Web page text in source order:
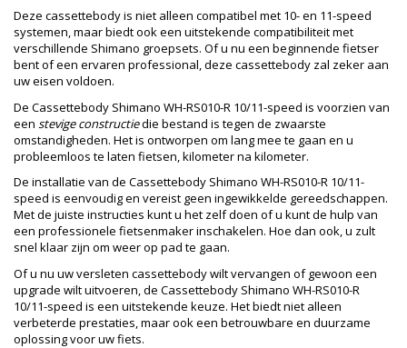
Deze cassettebody is niet alleen compatibel met 10- en 11-speed
systemen, maar biedt ook een uitstekende compatibiliteit met
verschillende Shimano groepsets. Of u nu een beginnende fietser
bent of een ervaren professional, deze cassettebody zal zeker aan
uw eisen voldoen.
De Cassettebody Shimano WH-RS010-R 10/11-speed is voorzien van
een stevige constructiedie bestand is tegen de zwaarste
omstandigheden. Het is ontworpen om lang mee te gaan en u
probleemloos te laten fietsen, kilometer na kilometer.
De installatie van de Cassettebody Shimano WH-RS010-R 10/11-
speed is eenvoudig en vereist geen ingewikkelde gereedschappen.
Met de juiste instructies kunt u het zelf doen of u kunt de hulp van
een professionele fietsenmaker inschakelen. Hoe dan ook, u zult
snel klaar zijn om weer op pad te gaan.
Of u nu uw versleten cassettebody wilt vervangen of gewoon een
upgrade wilt uitvoeren, de Cassettebody Shimano WH-RS010-R
10/11-speed is een uitstekende keuze. Het biedt niet alleen
verbeterde prestaties, maar ook een betrouwbare en duurzame
oplossing voor uw fiets.